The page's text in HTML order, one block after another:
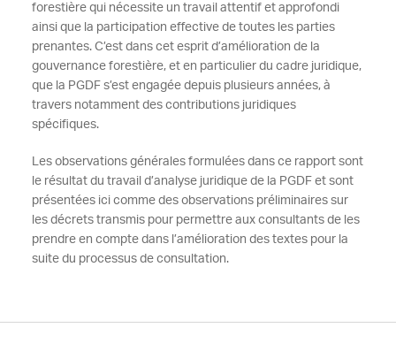
forestière qui nécessite un travail attentif et approfondi
ainsi que la participation effective de toutes les parties
prenantes. C’est dans cet esprit d’amélioration de la
gouvernance forestière, et en particulier du cadre juridique,
que la PGDF s’est engagée depuis plusieurs années, à
travers notamment des contributions juridiques
spécifiques.
Les observations générales formulées dans ce rapport sont
le résultat du travail d’analyse juridique de la PGDF et sont
présentées ici comme des observations préliminaires sur
les décrets transmis pour permettre aux consultants de les
prendre en compte dans l’amélioration des textes pour la
suite du processus de consultation.